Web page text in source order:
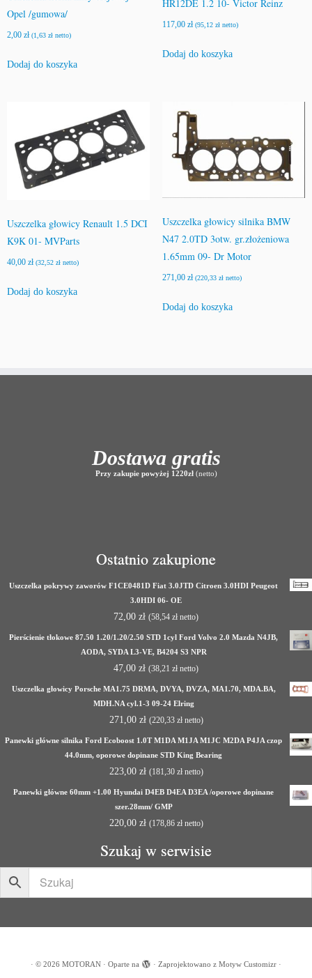
Opel /gumowa/
2,00 zł (1,63 zł netto)
Dodaj do koszyka
HR12DE 1.2 10- Victor Reinz
117,00 zł (95,12 złnetto)
Dodaj do koszyka
Uszczelka głowicy Renault 1.5 DCI
K9K 01- MVParts
40,00 zł (32,52 zł netto)
Dodaj do koszyka
Uszczelka głowicy silnika BMW
N47 2.0TD 3otw. gr.złożeniowa
1.65mm 09- Dr Motor
271,00 zł (220,33 złnetto)
Dodaj do koszyka
Dostawa gratis
Przy zakupie powyżej 1220zł(netto)
Ostatnio zakupione
Uszczelka pokrywy zaworów F1CE0481D Fiat 3.0JTD Citroen 3.0HDI Peugeot
3.0HDI 06- OE
72,00 zł (58,54 zł netto)
Pierścienie tłokowe 87.50 1.20/1.20/2.50 STD 1cyl Ford Volvo 2.0 Mazda N4JB,
AODA, SYDA L3-VE, B4204 S3 NPR
47,00 zł (38,21 zł netto)
Uszczelka głowicy Porsche MA1.75 DRMA, DVYA, DVZA, MA1.70, MDA.BA,
MDH.NA cyl.1-3 09-24 Elring
271,00 zł (220,33 złnetto)
Panewki główne silnika Ford Ecoboost 1.0T M1DA M1JA M1JC M2DA P4JA czop
44.0mm, oporowe dopinane STD King Bearing
223,00 zł (181,30 złnetto)
Panewki główne 60mm +1.00 Hyundai D4EB D4EA D3EA /oporowe dopinane
szer.28mm/ GMP
220,00 zł (178,86 złnetto)
Szukaj w serwisie
· © 2026 MOTORAN · Oparte na · Zaprojektowano z Motyw Customizr ·